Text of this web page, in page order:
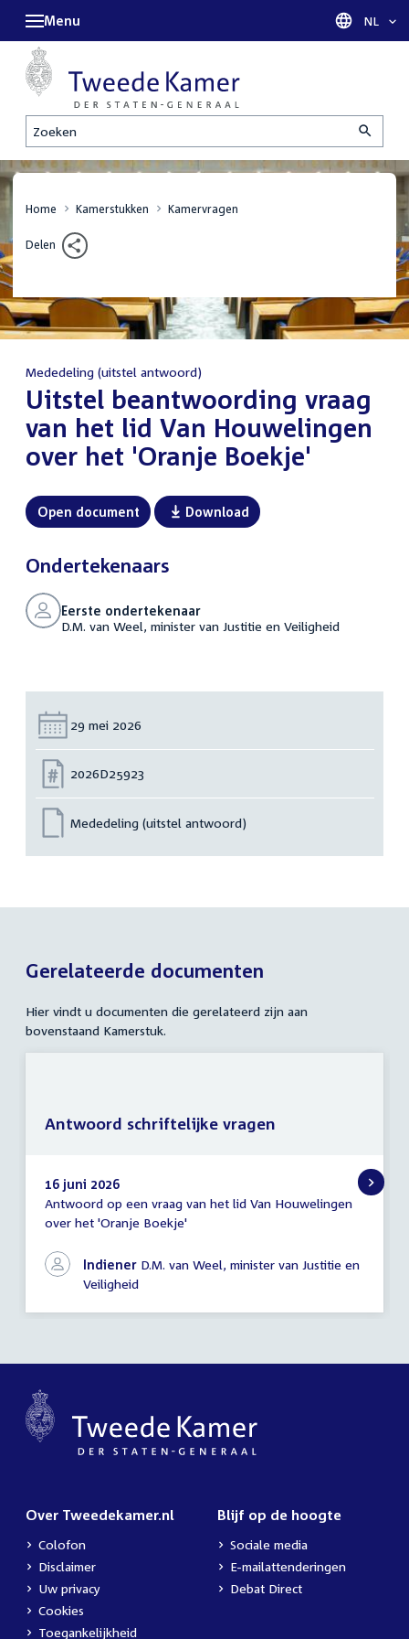
Zoeken
Menu Taal
NL
Home Kamerstukken Kamervragen
Delen
Mededeling (uitstel antwoord)
:Uitstel beantwoording vraag
van het lid Van Houwelingen
over het 'Oranje Boekje'
Open document Download
Ondertekenaars
Eerste ondertekenaar
D.M. van Weel, minister van Justitie en Veiligheid
Datum:
29 mei 2026
Nummer:
2026D25923
Mededeling (uitstel antwoord)
Gerelateerde documenten
Hier vindt u documenten die gerelateerd zijn aan
bovenstaand Kamerstuk.
Antwoord
schriftelijke
16 juni 2026
Antwoord op een vraag van het lid Van Houwelingen
over het 'Oranje Boekje'
Indiener D.M. van Weel, minister van Justitie en
Veiligheid
Antwoord schriftelijke vragen
Over Tweedekamer.nl
Colofon
Disclaimer
Uw privacy
Cookies
Toegankelijkheid
Blijf op de hoogte
Sociale media
E-mailattenderingen
Debat Direct